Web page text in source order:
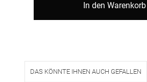
In den Warenkorb
DAS KÖNNTE IHNEN AUCH GEFALLEN